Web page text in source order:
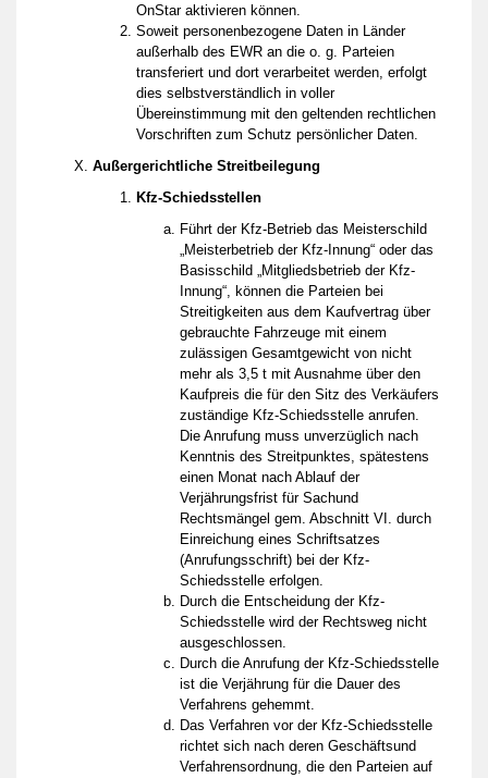
OnStar aktivieren können.
Soweit personenbezogene Daten in Länder
außerhalb des EWR an die o. g. Parteien
transferiert und dort verarbeitet werden, erfolgt
dies selbstverständlich in voller
Übereinstimmung mit den geltenden rechtlichen
Vorschriften zum Schutz persönlicher Daten.
Außergerichtliche Streitbeilegung
Kfz-Schiedsstellen
Führt der Kfz-Betrieb das Meisterschild
„Meisterbetrieb der Kfz-Innung“ oder das
Basisschild „Mitgliedsbetrieb der Kfz-
Innung“, können die Parteien bei
Streitigkeiten aus dem Kaufvertrag über
gebrauchte Fahrzeuge mit einem
zulässigen Gesamtgewicht von nicht
mehr als 3,5 t mit Ausnahme über den
Kaufpreis die für den Sitz des Verkäufers
zuständige Kfz-Schiedsstelle anrufen.
Die Anrufung muss unverzüglich nach
Kenntnis des Streitpunktes, spätestens
einen Monat nach Ablauf der
Verjährungsfrist für Sachund
Rechtsmängel gem. Abschnitt VI. durch
Einreichung eines Schriftsatzes
(Anrufungsschrift) bei der Kfz-
Schiedsstelle erfolgen.
Durch die Entscheidung der Kfz-
Schiedsstelle wird der Rechtsweg nicht
ausgeschlossen.
Durch die Anrufung der Kfz-Schiedsstelle
ist die Verjährung für die Dauer des
Verfahrens gehemmt.
Das Verfahren vor der Kfz-Schiedsstelle
richtet sich nach deren Geschäftsund
Verfahrensordnung, die den Parteien auf